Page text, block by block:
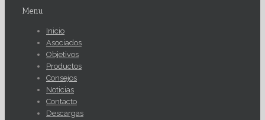
Menu
Inicio
Asociados
Objetivos
Productos
Consejos
Noticias
Contacto
Descargas